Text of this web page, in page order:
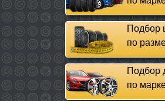
Подбор
по
Подбор
по